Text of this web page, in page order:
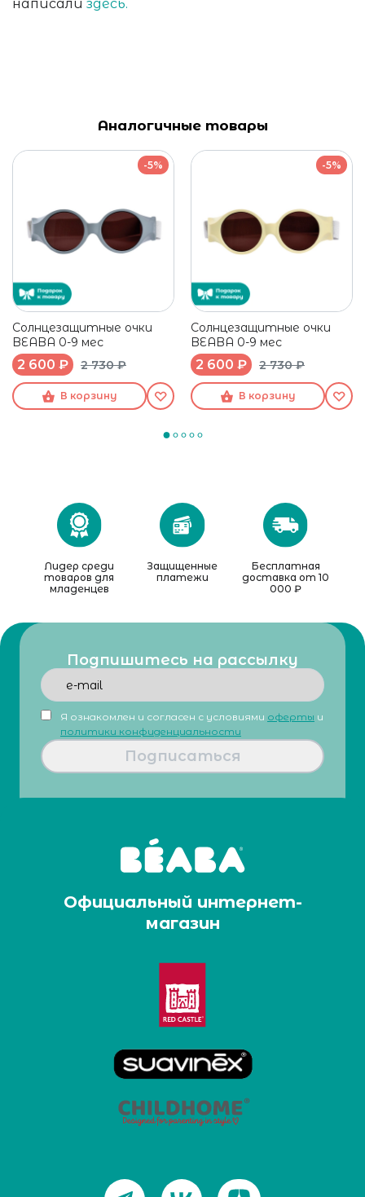
написали здесь.
Аналогичные товары
-5%
Солнцезащитные очки
BEABA 0-9 мес
2 600 ₽ 2 730 ₽
В корзину
-5%
Солнцезащитные очки
BEABA 0-9 мес
2 600 ₽ 2 730 ₽
В корзину
Лидер среди
товаров для
младенцев
Защищенные
платежи
Бесплатная
доставка от 10
000 ₽
Подпишитесь на рассылку
Я ознакомлен и согласен с условиями оферты и
политики конфиденциальности
Подписаться
Официальный интернет-
магазин